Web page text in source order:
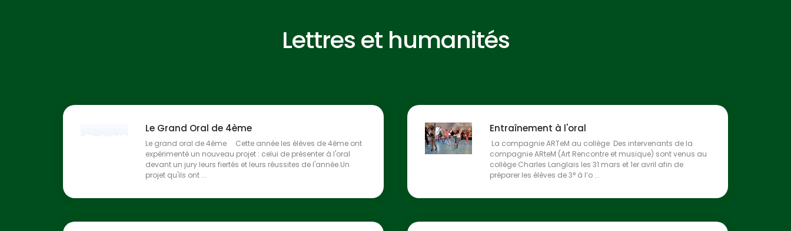
Lettres et humanités
Le Grand Oral de 4ème
Le grand oral de 4ème Cette année les élèves de 4ème ont
expérimenté un nouveau projet : celui de présenter à l'oral
devant un jury leurs fiertés et leurs réussites de l'année.Un
projet qu'ils ont ...
Entraînement à l'oral
La compagnie ARTeM au collège Des intervenants de la
compagnie ARteM (Art Rencontre et musique) sont venus au
collège Charles Langlais les 31 mars et 1er avril afin de
préparer les élèves de 3° à l’o ...